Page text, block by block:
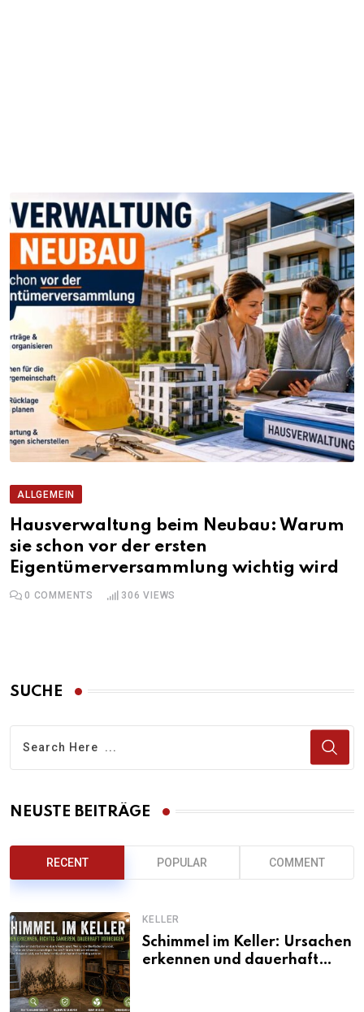
ALLGEMEIN
Hausverwaltung beim Neubau: Warum
sie schon vor der ersten
Eigentümerversammlung wichtig wird
0 COMMENTS 306 VIEWS
SUCHE
NEUSTE BEITRÄGE
RECENT POPULAR COMMENT
KELLER
Schimmel im Keller: Ursachen
erkennen und dauerhaft